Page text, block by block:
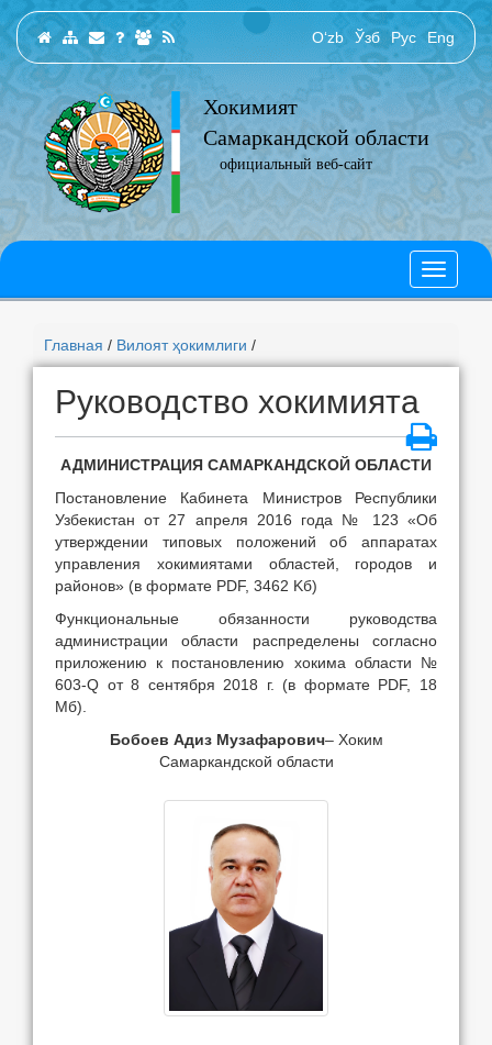
O‘zb Ўзб Рус Eng
Хокимият
Самаркандской области
официальный веб-сайт
Главная / Вилоят ҳокимлиги /
Руководство хокимията
АДМИНИСТРАЦИЯ САМАРКАНДСКОЙ ОБЛАСТИ
Постановление Кабинета Министров Республики
Узбекистан от 27 апреля 2016 года № 123 «Об
утверждении типовых положений об аппаратах
управления хокимиятами областей, городов и
районов» (в формате PDF, 3462 Kб)
Функциональные обязанности руководства
администрации области распределены согласно
приложению к постановлению хокима области №
603-Q от 8 сентября 2018 г. (в формате PDF, 18
Мб).
Бобоев Адиз Музафарович– Хоким
Самаркандской области